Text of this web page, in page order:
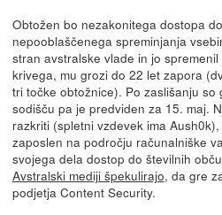
Obtožen bo nezakonitega dostopa
nepooblaščenega spreminjanja
stran avstralske vlade in jo spremenil
krivega, mu grozi do 22 let zapora
tri točke obtožnice). Po zaslišanju so
sodišču pa je predviden za 15. maj.
razkriti (spletni vzdevek ima
zaposlen na področju računalniške
svojega dela dostop do številnih
Avstralski mediji špekulirajo, da gre
podjetja Content Security.